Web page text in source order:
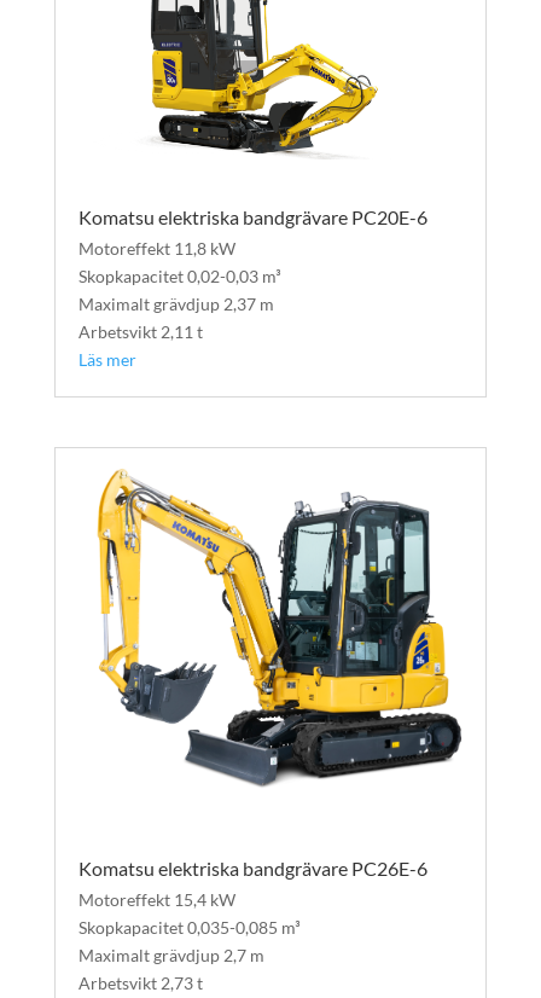
Komatsu elektriska bandgrävare PC20E-6
Motoreffekt 11,8 kW
Skopkapacitet 0,02-0,03 m³
Maximalt grävdjup 2,37 m
Arbetsvikt 2,11 t
Läs mer
Komatsu elektriska bandgrävare PC26E-6
Motoreffekt 15,4 kW
Skopkapacitet 0,035-0,085 m³
Maximalt grävdjup 2,7 m
Arbetsvikt 2,73 t